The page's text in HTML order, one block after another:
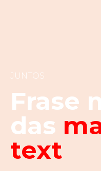
JUNTOS
Frase
das
text